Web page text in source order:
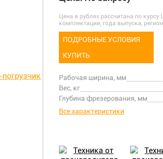
Цена в рублях рассчитана по
комплектации, года выпуска,
ПОДРОБНЫЕ УСЛОВИЯ
КУПИТЬ
Рабочая ширина, мм
Вес, кг
Глубина фрезерования, мм
Все характеристики